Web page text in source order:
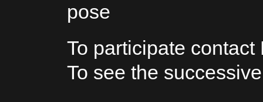
pose
To participate
To see the